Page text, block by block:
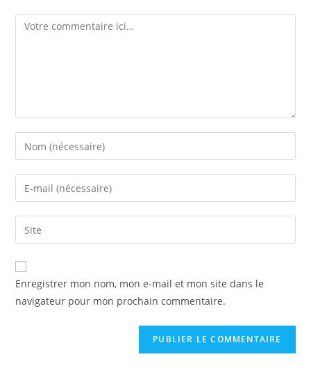
Enregistrer mon nom, mon e-mail et mon site dans le
navigateur pour mon prochain commentaire.